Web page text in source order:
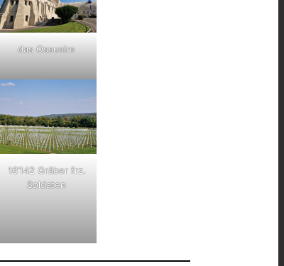
das Ossuaire
16’142 Gräber frz.
Soldaten